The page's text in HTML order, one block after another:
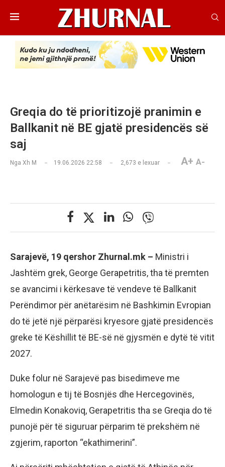
Greqia do të prioritizojë pranimin e
Ballkanit në BE gjatë presidencës së
saj
Nga Xh M 19.06.2026 22:58 2,673 e lexuar A+ A-
Sarajevë, 19 qershor Zhurnal.mk – Ministri i
Jashtëm grek, George Gerapetritis, tha të premten
se avancimi i kërkesave të vendeve të Ballkanit
Perëndimor për anëtarësim në Bashkimin Evropian
do të jetë një përparësi kryesore gjatë presidencës
greke të Këshillit të BE-së në gjysmën e dytë të vitit
2027.
Duke folur në Sarajevë pas bisedimeve me
homologun e tij të Bosnjës dhe Hercegovinës,
Elmedin Konakoviq, Gerapetritis tha se Greqia do të
punojë për të siguruar përparim të prekshëm në
zgjerim, raporton “ekathimerini”.